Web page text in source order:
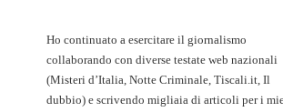
Ho continuato a esercitare il giornalismo
collaborando con diverse testate web nazionali
(Misteri d’Italia, Notte Criminale, Tiscali.it, Il
dubbio) e scrivendo migliaia di articoli per i